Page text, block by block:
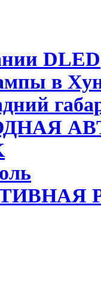
DLED
в